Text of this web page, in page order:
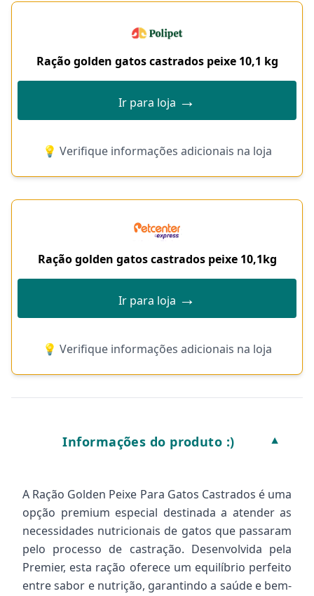
Ração golden gatos castrados peixe 10,1 kg
Ir para loja →
💡 Verifique informações adicionais na loja
Ração golden gatos castrados peixe 10,1kg
Ir para loja →
💡 Verifique informações adicionais na loja
Informações do produto :) ▼
A Ração Golden Peixe Para Gatos Castrados é uma
opção premium especial destinada a atender as
necessidades nutricionais de gatos que passaram
pelo processo de castração. Desenvolvida pela
Premier, esta ração oferece um equilíbrio perfeito
entre sabor e nutrição, garantindo a saúde e bem-